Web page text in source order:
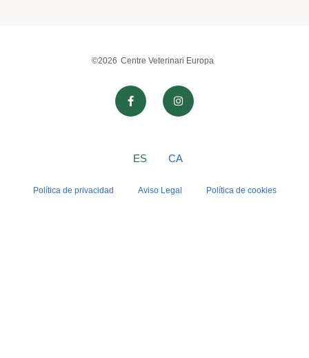
©2026 Centre Veterinari Europa
ES CA
Política de privacidad Aviso Legal Política de cookies